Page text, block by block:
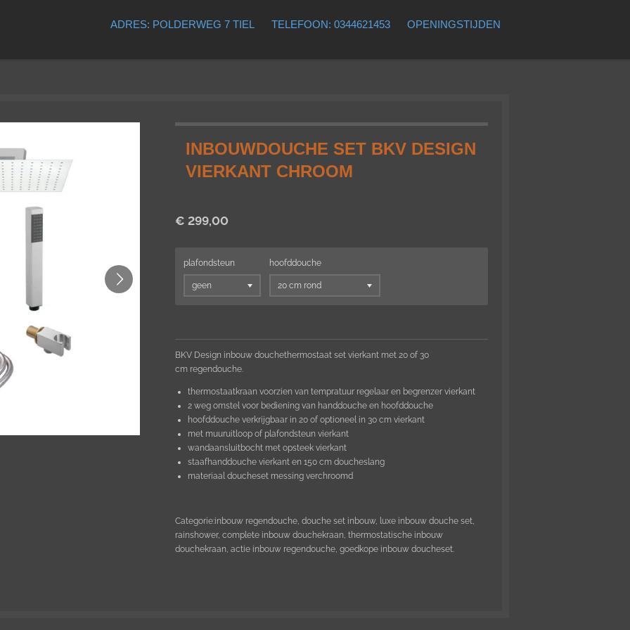
ADRES: POLDERWEG 7 TIEL TELEFOON: 0344621453 OPENINGSTIJDEN
INBOUWDOUCHE SET BKV DESIGN
VIERKANT CHROOM
€ 299,00
plafondsteun hoofddouche
BKV Design inbouw douchethermostaat set vierkant met 20 of 30
cm regendouche.
thermostaatkraan voorzien van tempratuur regelaar en begrenzer vierkant
2 weg omstel voor bediening van handdouche en hoofddouche
hoofddouche verkrijgbaar in 20 of optioneel in 30 cm vierkant
met muuruitloop of plafondsteun vierkant
wandaansluitbocht met opsteek vierkant
staafhanddouche vierkant en 150 cm doucheslang
materiaal doucheset messing verchroomd
Categorie:inbouw regendouche, douche set inbouw, luxe inbouw douche set,
rainshower, complete inbouw douchekraan, thermostatische inbouw
douchekraan, actie inbouw regendouche, goedkope inbouw doucheset.